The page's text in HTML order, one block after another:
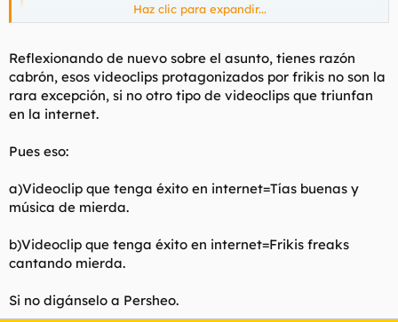
La excepción que confirma la menstruación, hamijo.
Haz clic para expandir...
Reflexionando de nuevo sobre el asunto, tienes razón
cabrón, esos videoclips protagonizados por frikis no son la
rara excepción, si no otro tipo de videoclips que triunfan
en la internet.
Pues eso:
a)Videoclip que tenga éxito en internet=Tías buenas y
música de mierda.
b)Videoclip que tenga éxito en internet=Frikis freaks
cantando mierda.
Si no digánselo a Persheo.